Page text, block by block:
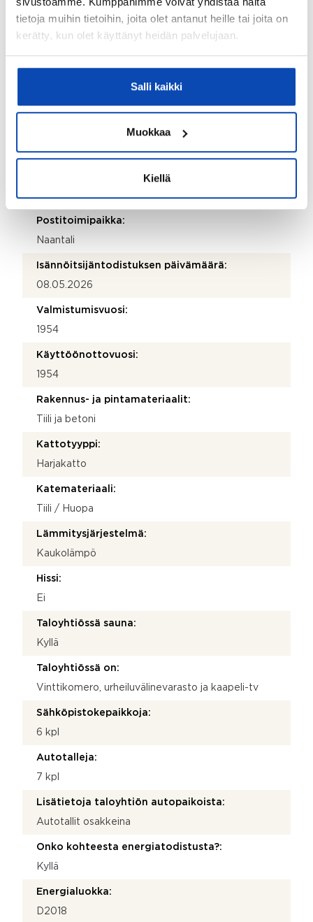
tietoja muihin tietoihin, joita olet antanut heille tai joita on
kerätty, kun olet käyttänyt heidän palvelujaan.
Salli kaikki
Muokkaa
Kiellä
Jussi Virtamo
Sähköposti:
050 4703297
Henrikinkatu 3 lh 1
21100
Postitoimipaikka:
Naantali
Isännöitsijäntodistuksen päivämäärä:
08.05.2026
Valmistumisvuosi:
1954
Käyttöönottovuosi:
1954
Rakennus- ja pintamateriaalit:
Tiili ja betoni
Kattotyyppi:
Harjakatto
Katemateriaali:
Tiili / Huopa
Lämmitysjärjestelmä:
Kaukolämpö
Hissi:
Ei
Taloyhtiössä sauna:
Kyllä
Taloyhtiössä on:
Vinttikomero, urheiluvälinevarasto ja kaapeli-tv
Sähköpistokepaikkoja:
6 kpl
Autotalleja:
7 kpl
Lisätietoja taloyhtiön autopaikoista:
Autotallit osakkeina
Onko kohteesta energiatodistusta?:
Kyllä
Energialuokka:
D2018